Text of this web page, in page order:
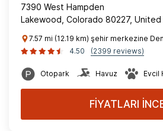
7390 West Hampden
Lakewood, Colorado 80227,
7.57 mi (12.19 km) şehir merkezine
4.50
(2399 reviews)
Otopark Havuz Evcil
FİYATLARI